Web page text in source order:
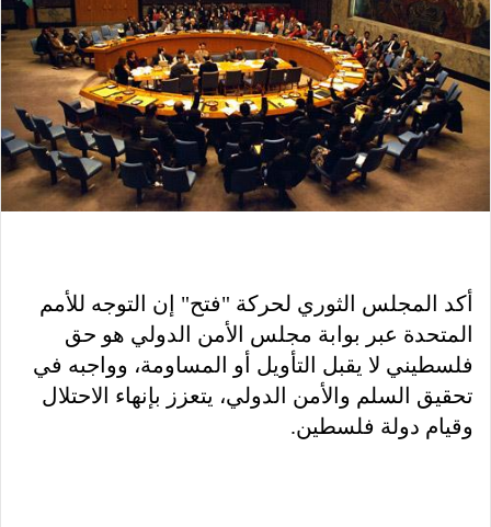
أكد المجلس الثوري لحركة "فتح" إن التوجه للأمم
المتحدة عبر بوابة مجلس الأمن الدولي هو حق
فلسطيني لا يقبل التأويل أو المساومة، وواجبه في
تحقيق السلم والأمن الدولي، يتعزز بإنهاء الاحتلال
وقيام دولة فلسطين.